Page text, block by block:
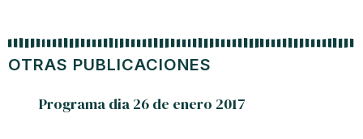
OTRAS PUBLICACIONES
Programa dia 26 de enero 2017